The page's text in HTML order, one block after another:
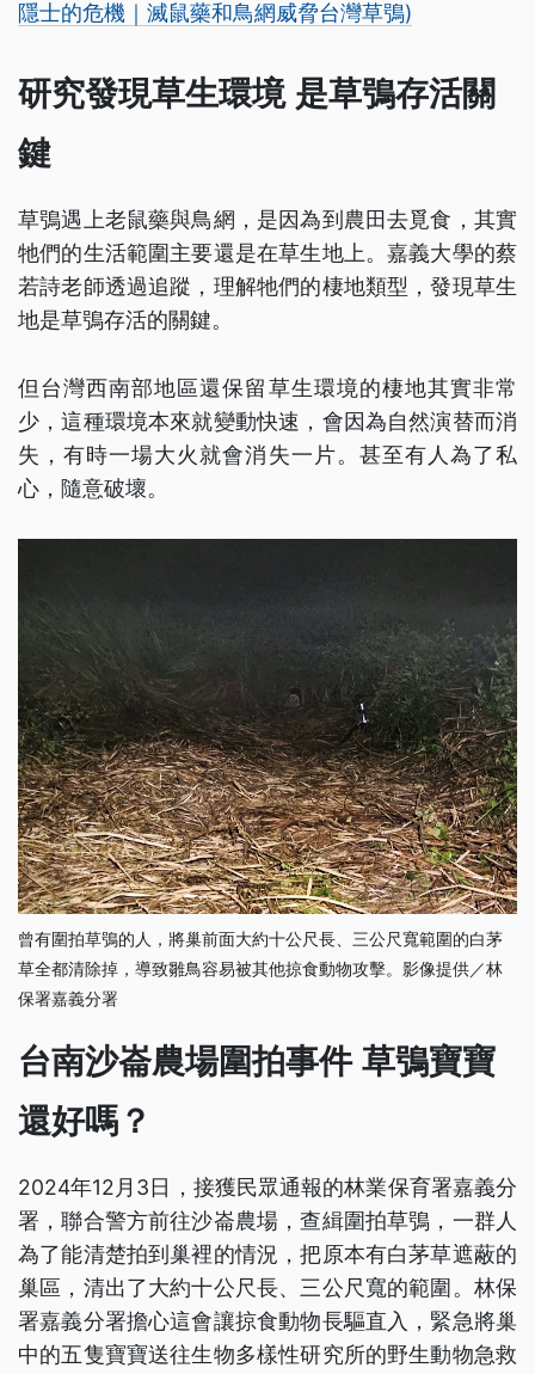
隱士的危機｜滅鼠藥和鳥網威脅台灣草鴞)
研究發現草生環境 是草鴞存活關
鍵
草鴞遇上老鼠藥與鳥網，是因為到農田去覓食，其實
牠們的生活範圍主要還是在草生地上。嘉義大學的蔡
若詩老師透過追蹤，理解牠們的棲地類型，發現草生
地是草鴞存活的關鍵。
但台灣西南部地區還保留草生環境的棲地其實非常
少，這種環境本來就變動快速，會因為自然演替而消
失，有時一場大火就會消失一片。甚至有人為了私
心，隨意破壞。
曾有圍拍草鴞的人，將巢前面大約十公尺長、三公尺寬範圍的白茅
草全都清除掉，導致雛鳥容易被其他掠食動物攻擊。影像提供／林
保署嘉義分署
台南沙崙農場圍拍事件 草鴞寶寶
還好嗎？
2024年12月3日，接獲民眾通報的林業保育署嘉義分
署，聯合警方前往沙崙農場，查緝圍拍草鴞，一群人
為了能清楚拍到巢裡的情況，把原本有白茅草遮蔽的
巢區，清出了大約十公尺長、三公尺寬的範圍。林保
署嘉義分署擔心這會讓掠食動物長驅直入，緊急將巢
中的五隻寶寶送往生物多樣性研究所的野生動物急救